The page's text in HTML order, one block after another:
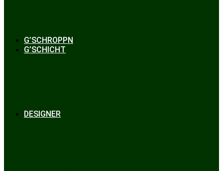
G’SCHROPPN
G’SCHICHT
DESIGNER